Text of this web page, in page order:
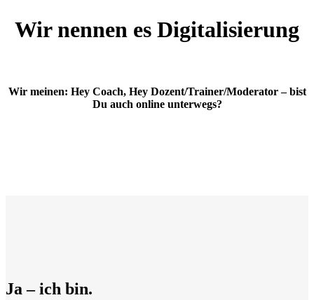
Wir nennen es Digitalisierung
Wir meinen: Hey Coach, Hey Dozent/Trainer/Moderator – bist
Du auch online unterwegs?
Ja – ich bin.